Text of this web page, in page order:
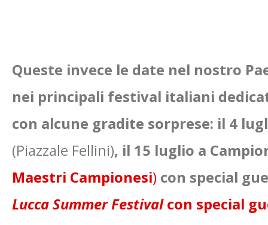
Queste invece le date nel nostro
nei principali festival italiani
con alcune gradite sorprese: il 4
(Piazzale Fellini), il 15 luglio a
Maestri Campionesi) con special
Lucca Summer Festivalcon special